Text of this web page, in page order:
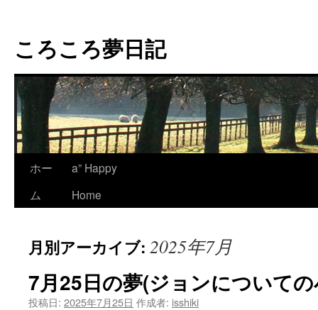
テ
ン
へ
ス
キ
ッ
プ
ころころ夢日記
ホー
ム
a” Happy
Home
月別アーカイブ: 2025年7月
7月25日の夢(ジョンについて
投稿日: 2025年7月25日 作成者: isshiki